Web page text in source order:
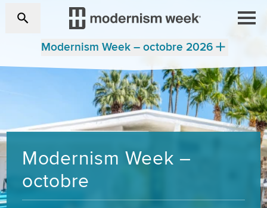
Modernism Week – octobre 2026
Modernism Week –
octobre